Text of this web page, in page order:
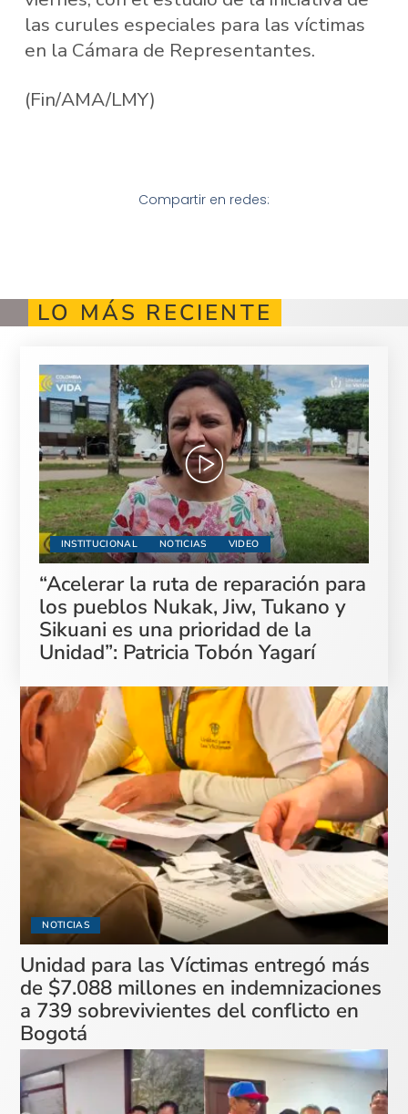
las curules especiales para las víctimas
en la Cámara de Representantes.
(Fin/AMA/LMY)
Compartir en redes:
LO MÁS RECIENTE
INSTITUCIONAL NOTICIAS VIDEO
“Acelerar la ruta de reparación para
los pueblos Nukak, Jiw, Tukano y
Sikuani es una prioridad de la
Unidad”: Patricia Tobón Yagarí
NOTICIAS
Unidad para las Víctimas entregó más
de $7.088 millones en indemnizaciones
a 739 sobrevivientes del conflicto en
Bogotá